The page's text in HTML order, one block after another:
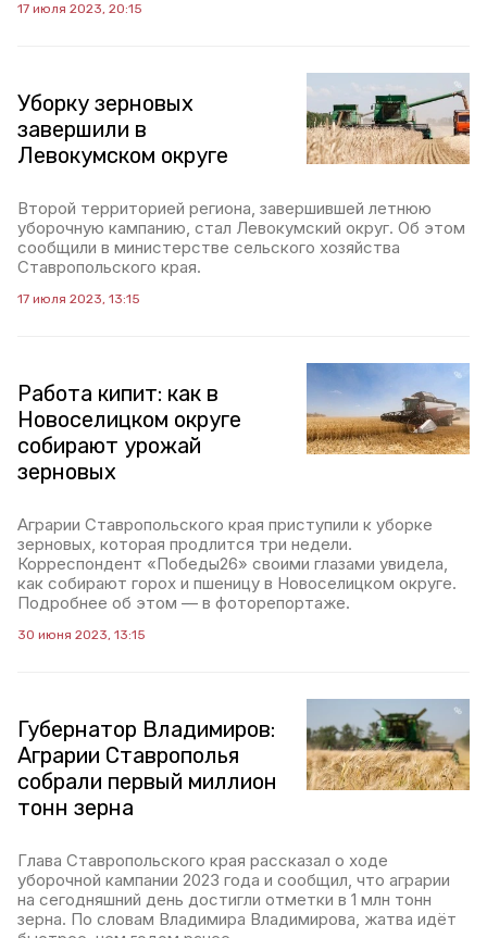
17 июля 2023, 20:15
Уборку зерновых
завершили в
Левокумском округе
Второй территорией региона, завершившей летнюю
уборочную кампанию, стал Левокумский округ. Об этом
сообщили в министерстве сельского хозяйства
Ставропольского края.
17 июля 2023, 13:15
Работа кипит: как в
Новоселицком округе
собирают урожай
зерновых
Аграрии Ставропольского края приступили к уборке
зерновых, которая продлится три недели.
Корреспондент «Победы26» своими глазами увидела,
как собирают горох и пшеницу в Новоселицком округе.
Подробнее об этом — в фоторепортаже.
30 июня 2023, 13:15
Губернатор Владимиров:
Аграрии Ставрополья
собрали первый миллион
тонн зерна
Глава Ставропольского края рассказал о ходе
уборочной кампании 2023 года и сообщил, что аграрии
на сегодняшний день достигли отметки в 1 млн тонн
зерна. По словам Владимира Владимирова, жатва идёт